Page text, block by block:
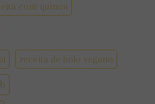
com quinoa
receita de bolo vegano